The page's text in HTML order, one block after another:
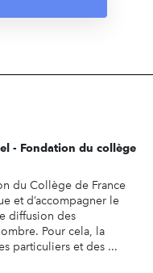
- Fondation du collège
du Collège de France
et d’accompagner le
diffusion des
Pour cela, la
particuliers et des ...